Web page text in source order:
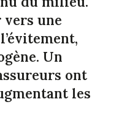
une
Un
ont
les